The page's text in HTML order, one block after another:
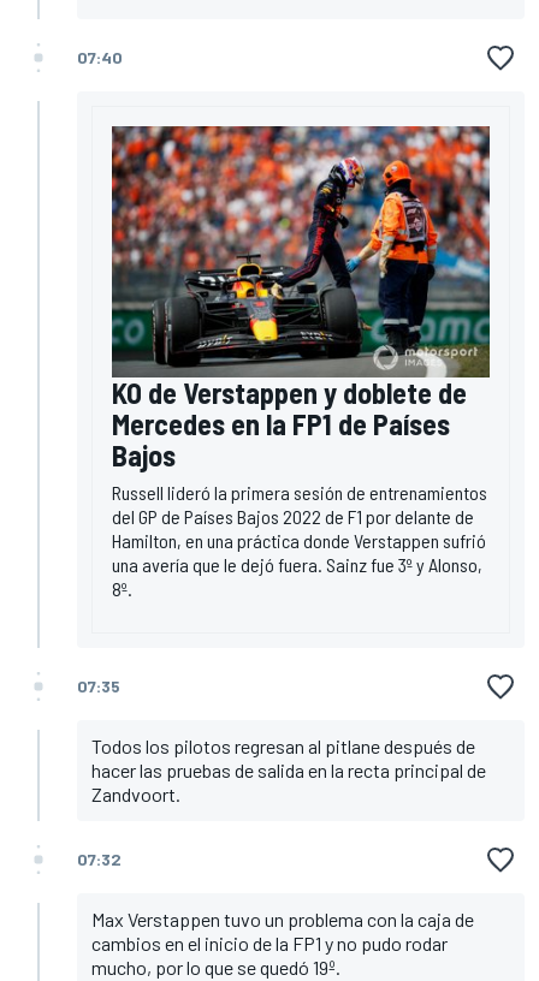
07:40
KO de Verstappen y doblete de
Mercedes en la FP1 de Países
Bajos
Russell lideró la primera sesión de entrenamientos
del GP de Países Bajos 2022 de F1 por delante de
Hamilton, en una práctica donde Verstappen sufrió
una avería que le dejó fuera. Sainz fue 3º y Alonso,
8º.
07:35
Todos los pilotos regresan al pitlane después de
hacer las pruebas de salida en la recta principal de
Zandvoort.
07:32
Max Verstappen tuvo un problema con la caja de
cambios en el inicio de la FP1 y no pudo rodar
mucho, por lo que se quedó 19º.